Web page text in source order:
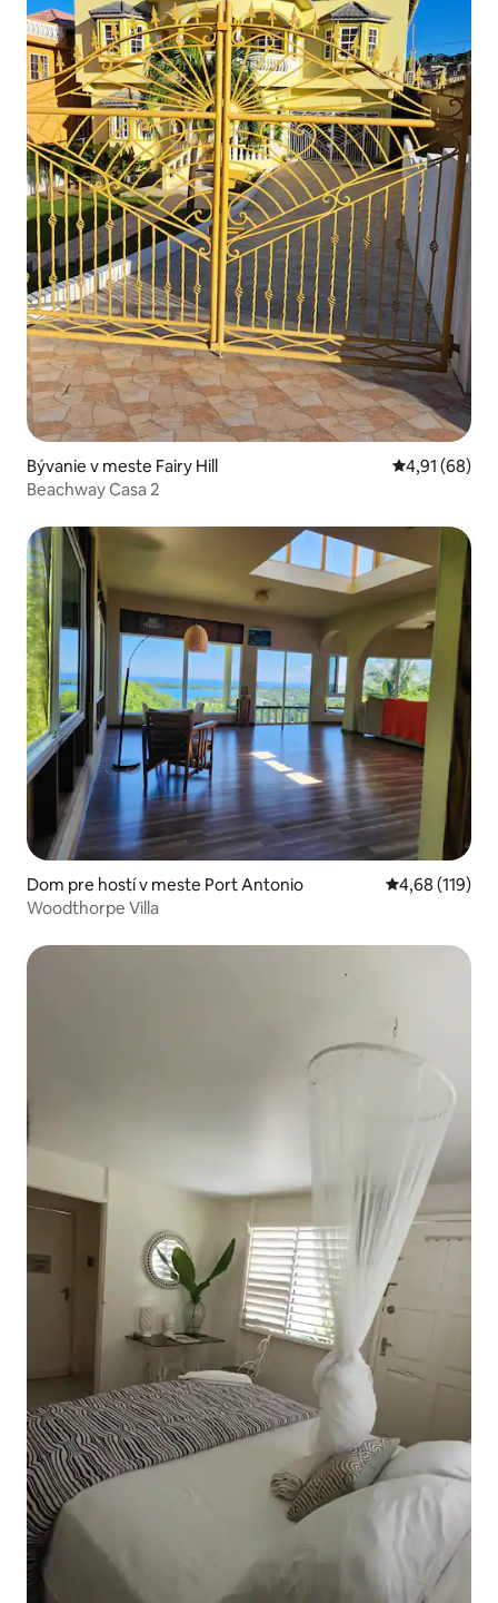
Bývanie v meste Fairy Hill Priemerné
4,91 (68)
Beachway Casa 2
Dom pre hostí v meste Port Antonio Priemerné
4,68 (119)
Woodthorpe Villa